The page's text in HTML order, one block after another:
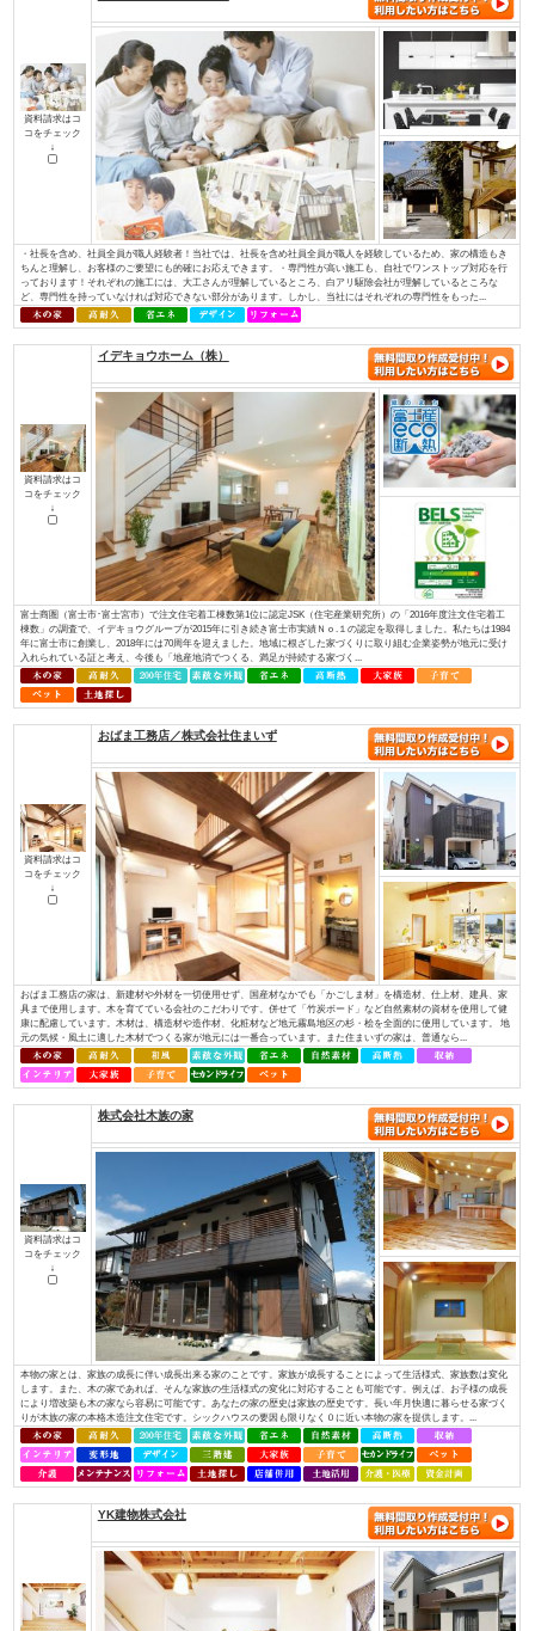
資料請求はコ
コをチェック
私たちが家づくりを通して、最もお客様のお役に立てることを考えた末に
モミの木の床材は、季節を問わず家全体の湿度を一定に調整し、素足で過
りを感じられます。空気をきれいにするだけでなく、モミの木の天然成分
コをチェック
株式会社 伊庭工務店
ほんとうに安心して暮らせる住まいとは何でしょうか？子供たちに豊かな
か？ 私たちは“家”という観点で考えました。 例えば、耐震性を考えたと
ある豊富な良い木材を 先進の技術で加工し、住む方の安全の為にその木材
る。 日...
資料請求はコ
コをチェック
↓
（株）アットホーム四国
・社長を含め、社員全員が職人経験者！当社では、社長を含め社員全員が
ちんと理解し、お客様のご要望にも的確にお応えできます。・専門性が高
っております！それぞれの施工には、大工さんが理解しているところ、白
ど、専門性を持っていなければ対応できない部分があります。しかし、当